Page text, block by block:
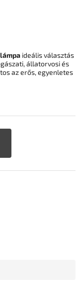
ideális választás
állatorvosi és
az erős, egyenletes